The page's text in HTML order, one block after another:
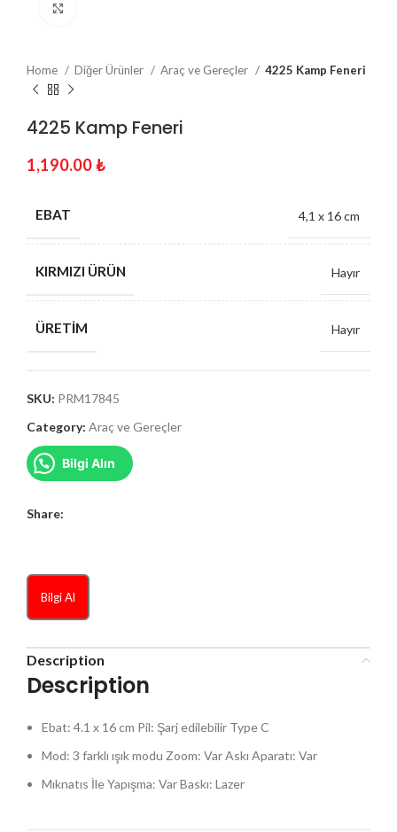
Home Diğer Ürünler Araç ve Gereçler 4225 Kamp Feneri
4225 Kamp Feneri
1,190.00₺
EBAT 4,1 x 16 cm
KIRMIZI ÜRÜN Hayır
ÜRETIM Hayır
SKU: PRM17845
Category: Araç ve Gereçler
Bilgi Alın
Share:
Bilgi Al
Description
Description
Ebat: 4.1 x 16 cm Pil: Şarj edilebilir Type C
Mod: 3 farklı ışık modu Zoom: Var Askı Aparatı: Var
Mıknatıs İle Yapışma: Var Baskı: Lazer